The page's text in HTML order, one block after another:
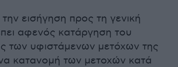
εισήγηση προς τη γενική
αφενός κατάργηση του
των υφιστάμενων μετόχων της
κατανομή των μετοχών κατά